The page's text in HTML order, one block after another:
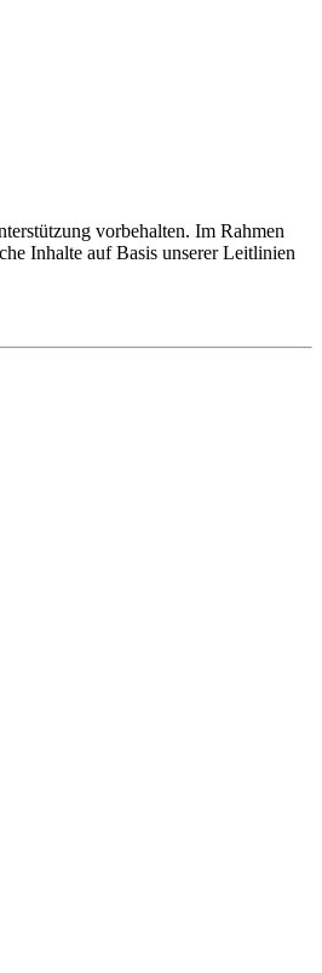
vorbehalten. Im Rahmen
Inhalte auf Basis unserer Leitlinien